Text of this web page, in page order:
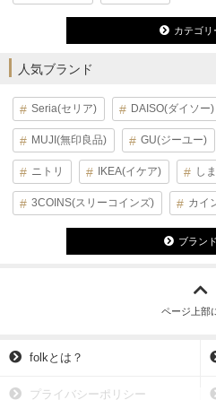
カテゴリ
人気ブランド
Seria(セリア) DAISO(ダイソー)
MUJI(無印良品) GU(ジーユー)
ニトリ IKEA(イケア) し
3COINS(スリーコインズ) カイ
ブラン
ページ上部
folkとは？
プライバシーポリシー